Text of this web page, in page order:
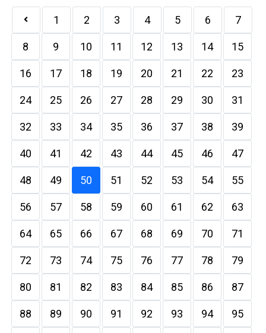
1 2 3 4 5 6 7
8 9 10 11 12 13 14 15
16 17 18 19 20 21 22 23
24 25 26 27 28 29 30 31
32 33 34 35 36 37 38 39
40 41 42 43 44 45 46 47
48 49 50 51 52 53 54 55
56 57 58 59 60 61 62 63
64 65 66 67 68 69 70 71
72 73 74 75 76 77 78 79
80 81 82 83 84 85 86 87
88 89 90 91 92 93 94 95